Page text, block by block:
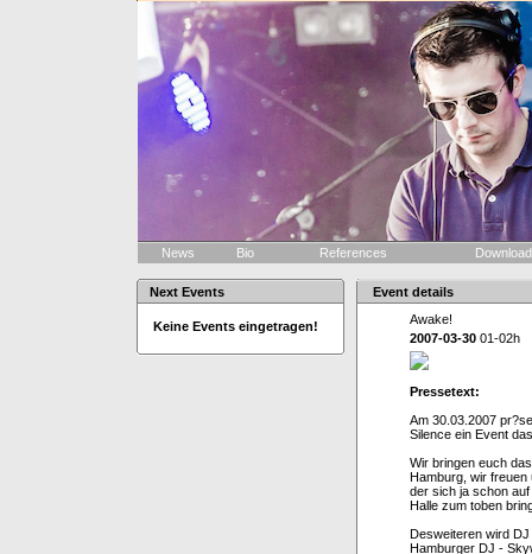
News Bio References
Next Events
Keine Events eingetragen!
Event details
Awake!
2007-03-30 01-02h
Pressetext:
Am 30.03.2007
Silence ein Event
Wir bringen euch
Hamburg, wir freuen
der sich ja schon
Halle zum toben
Desweiteren wird
Hamburger DJ -